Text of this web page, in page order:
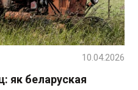
як беларуская
10.04.2026